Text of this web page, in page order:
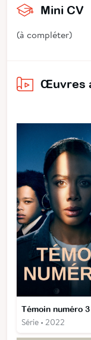
Mini CV
(à compléter)
Œuvres
Témoin numéro 3
Série • 2022